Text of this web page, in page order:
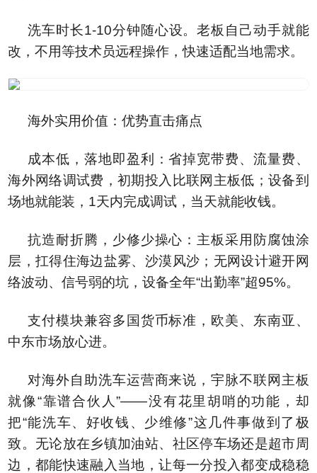
洗车时长1-10分钟随心设。老板自己动手就能
改，不用等技术员远程操作，快速适配当地需求。
海外实用价值：优势直击痛点
成本低，落地即盈利：省掉宽带费、流量费、
海外网络调试费，初期投入比联网主板低；设备到
场地就能装，1天内完成调试，当天就能收钱。
抗造耐折腾，少修少操心：主板采用防腐蚀涂
层，扛得住海边盐雾、沙漠风沙；无网设计避开网
络波动、信号弱的坑，设备全年“出勤率”超95%。
支付模块兼容多国货币标准，欧美、东南亚、
中东市场放心进。
对海外自助洗车运营商来说，宇脉不联网主板
就像“靠谱合伙人”——没有花里胡哨的功能，却
把“能洗车、好收钱、少维修”这几件事做到了极
致。无论放在乡镇加油站、社区停车场还是超市周
边，都能快速融入当地，让每一分投入都变成稳稳